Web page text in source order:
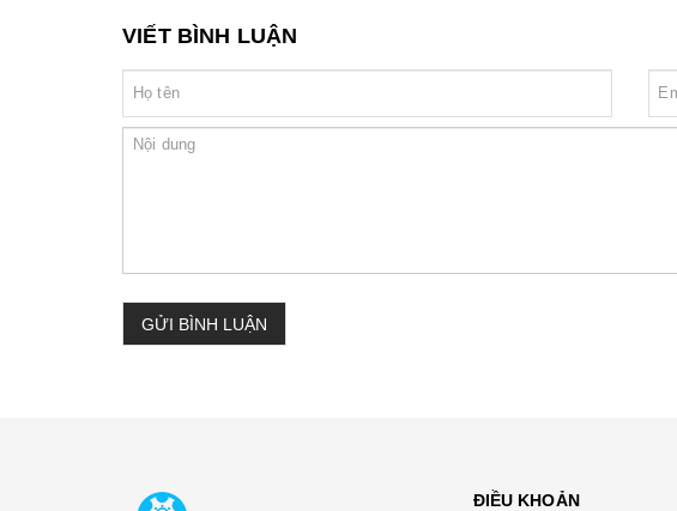
VIẾT BÌNH LUẬN
GỬI BÌNH LUẬN
ĐIỀU KHOẢN